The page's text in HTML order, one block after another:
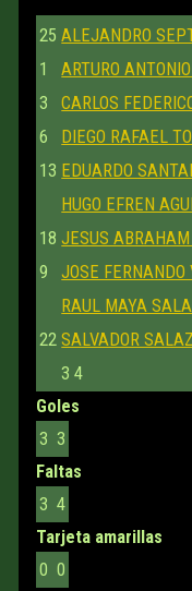
25 ALEJANDRO
1
ARTURO
3
CARLOS
6
DIEGO RAFAEL
13 EDUARDO
HUGO EFREN
18 JESUS
9
JOSE FERNANDO
RAUL MAYA
22 SALVADOR
34
Goles
3 3
Faltas
3 4
Tarjeta amarillas
0 0